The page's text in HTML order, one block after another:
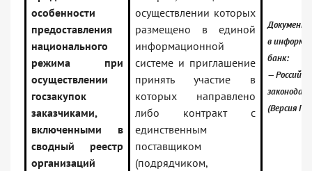
особенности
предоставления
национального
режима при
осуществлении
госзакупок
заказчиками,
включенными в
сводный реестр
организаций
осуществлении которых
размещено в единой
информационной
системе и приглашение
принять участие в
которых направлено
либо контракт с
единственным
поставщиком
(подрядчиком,
Документ
в
банк:
—
(Версия